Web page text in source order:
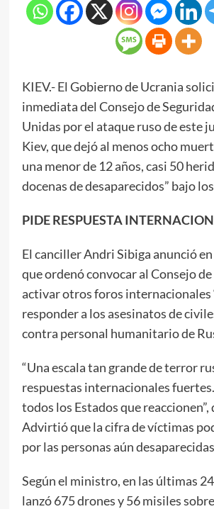
KIEV.- El Gobierno de Ucrania
inmediata del Consejo de
Unidas por el ataque ruso de este
Kiev, que dejó al menos ocho
una menor de 12 años, casi 50
docenas de desaparecidos” bajo
PIDE RESPUESTA
El canciller Andri Sibiga anunció
que ordenó convocar al Consejo
activar otros foros internacionales
responder a los asesinatos de
contra personal humanitario de
“Una escala tan grande de terror
respuestas internacionales
todos los Estados que reaccionen”,
Advirtió que la cifra de víctimas
por las personas aún
Según el ministro, en las últimas
lanzó 675 drones y 56 misiles